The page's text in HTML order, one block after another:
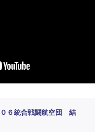
０６統合戦闘航空団 結